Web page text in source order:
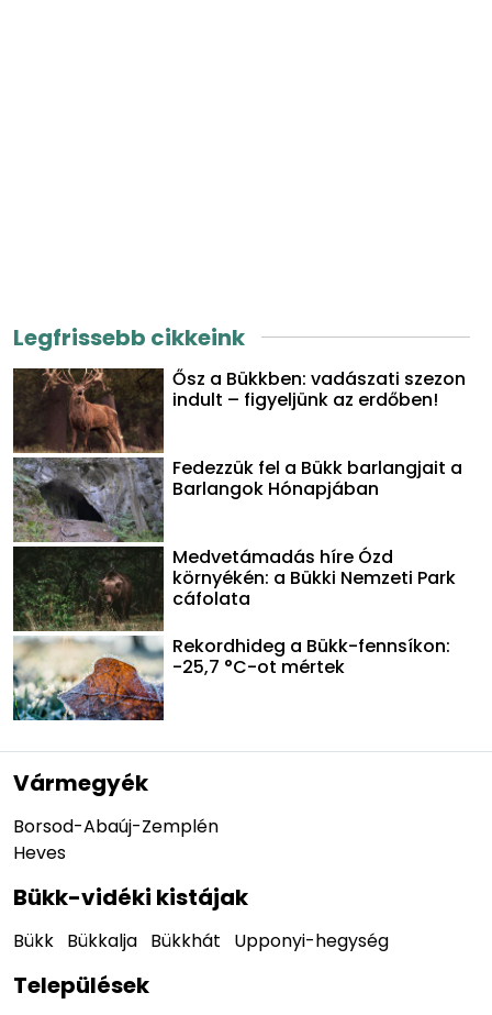
Legfrissebb cikkeink
Ősz a Bükkben: vadászati szezon
indult – figyeljünk az erdőben!
Fedezzük fel a Bükk barlangjait a
Barlangok Hónapjában
Medvetámadás híre Ózd
környékén: a Bükki Nemzeti Park
cáfolata
Rekordhideg a Bükk-fennsíkon:
-25,7 °C-ot mértek
Vármegyék
Borsod-Abaúj-Zemplén
Heves
Bükk-vidéki kistájak
Bükk Bükkalja Bükkhát Upponyi-hegység
Települések